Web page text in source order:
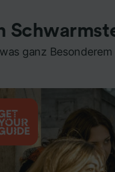
ganz Besonderem